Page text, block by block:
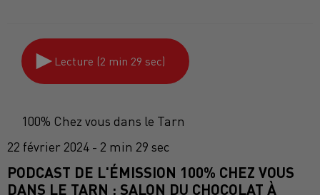
Lecture (2 min 29 sec)
100% Chez vous dans le Tarn
22 février 2024 - 2 min 29 sec
PODCAST DE L'ÉMISSION 100% CHEZ VOUS
DANS LE TARN : SALON DU CHOCOLAT À